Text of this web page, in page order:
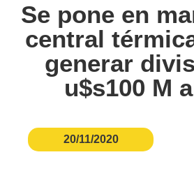
Se pone en
central
generar
u$s100 M
20/11/2020